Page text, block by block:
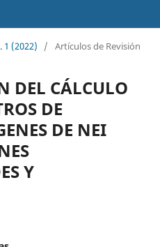
1 (2022) / Artículos de Revisión
DEL CÁLCULO
DE
DE NEI
Y